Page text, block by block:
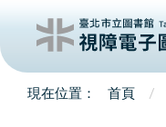
首頁